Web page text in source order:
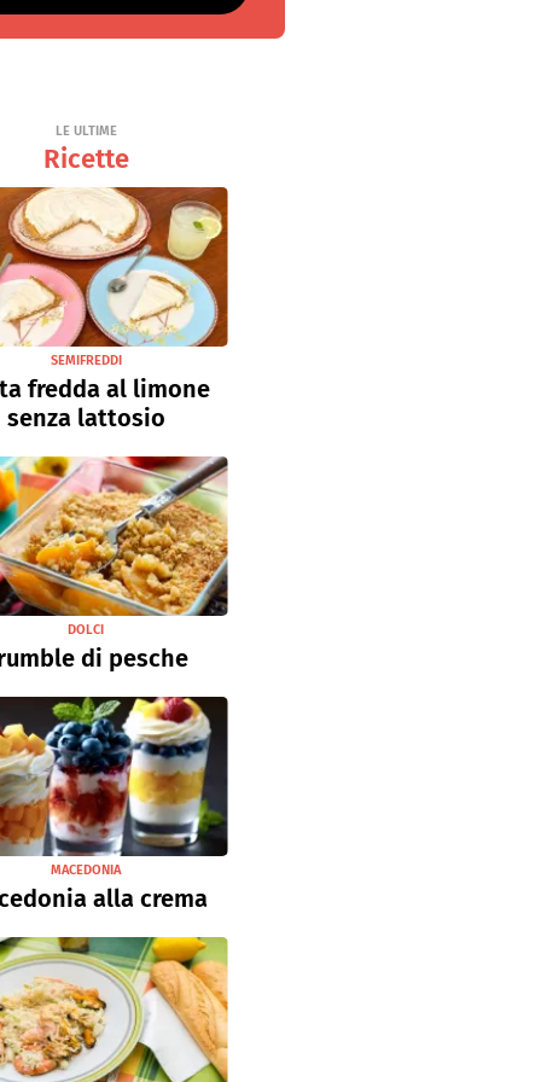
LE ULTIME
Ricette
SEMIFREDDI
fredda al limone
senza lattosio
DOLCI
di pesche
MACEDONIA
alla crema